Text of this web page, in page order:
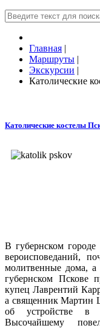
Главная |
Маршруты |
Экскурсии |
Католические
Католические костелы
В губернском
вероисповеданий,
молитвенные дома,
губернском Пскове
купец Лаврентий
а священник Мартин
об устройстве в
Высочайшему